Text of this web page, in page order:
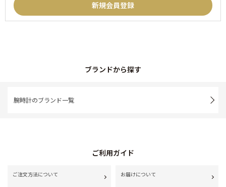
ブランドから探す
腕時計のブランド一覧
ご利用ガイド
ご注文方法について お届けについて